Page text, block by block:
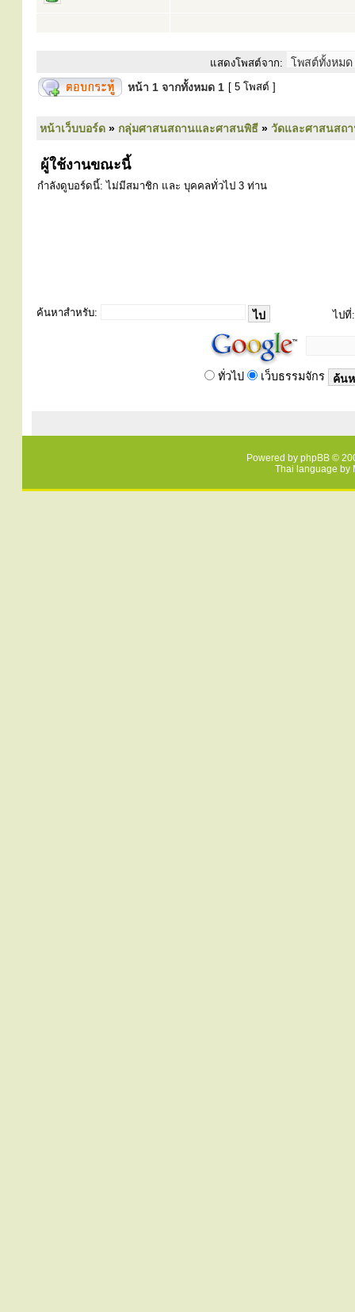
แสดงโพสต์จาก:
หน้า 1 จากทั้งหมด 1 [ 5 โพสต์ ]
หน้าเว็บบอร์ด » กลุ่มศาสนสถานและศาสนพิธี » วัดและศาสนสถ
ผู้ใช้งานขณะนี้
กำลังดูบอร์ดนี้: ไม่มีสมาชิก และ บุคคลทั่วไป 3 ท่าน
ค้นหาสำหรับ: ไปที่:
ทั่วไป เว็บธรรมจักร
Powered by phpBB ©
Thai language by